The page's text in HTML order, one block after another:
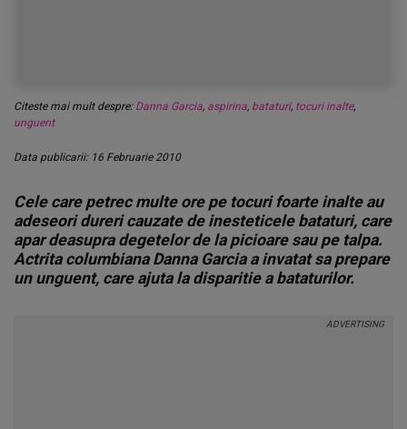
Citeste mai mult despre: Danna Garcia, aspirina, bataturi, tocuri inalte,
unguent
Data publicarii: 16 Februarie 2010
Cele care petrec multe ore pe tocuri foarte inalte au
adeseori dureri cauzate de inesteticele bataturi, care
apar deasupra degetelor de la picioare sau pe talpa.
Actrita columbiana Danna Garcia a invatat sa prepare
un unguent, care ajuta la disparitie a bataturilor.